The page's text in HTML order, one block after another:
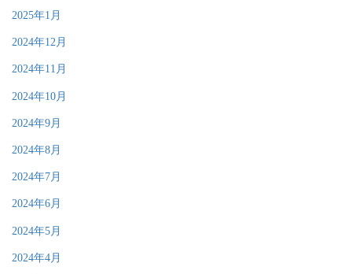
2025年1月
2024年12月
2024年11月
2024年10月
2024年9月
2024年8月
2024年7月
2024年6月
2024年5月
2024年4月